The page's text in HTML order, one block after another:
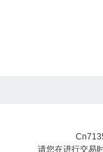
请您在进行交易